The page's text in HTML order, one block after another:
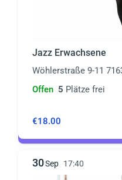
Jazz Erwachsene
Wöhlerstraße 9-11
Offen 5 Plätze frei
€18.00
30Sep 17:40